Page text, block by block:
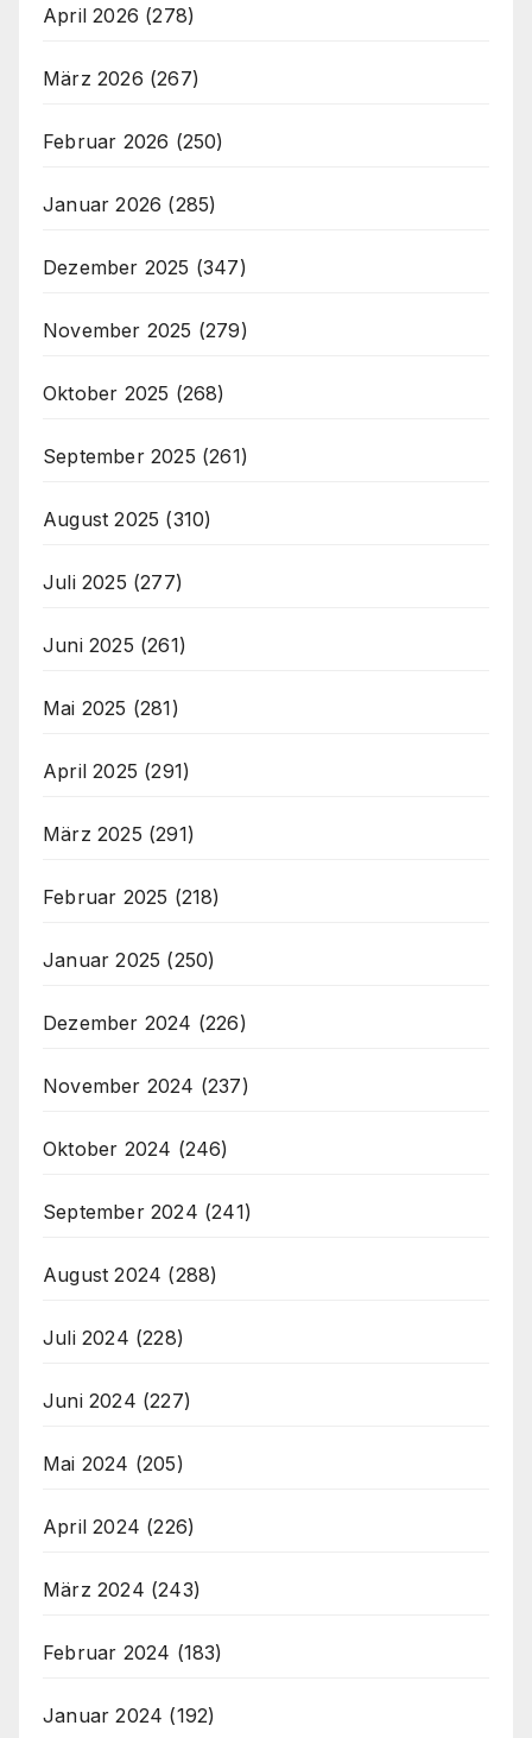
April 2026 (278)
März 2026 (267)
Februar 2026 (250)
Januar 2026 (285)
Dezember 2025 (347)
November 2025 (279)
Oktober 2025 (268)
September 2025 (261)
August 2025 (310)
Juli 2025 (277)
Juni 2025 (261)
Mai 2025 (281)
April 2025 (291)
März 2025 (291)
Februar 2025 (218)
Januar 2025 (250)
Dezember 2024 (226)
November 2024 (237)
Oktober 2024 (246)
September 2024 (241)
August 2024 (288)
Juli 2024 (228)
Juni 2024 (227)
Mai 2024 (205)
April 2024 (226)
März 2024 (243)
Februar 2024 (183)
Januar 2024 (192)